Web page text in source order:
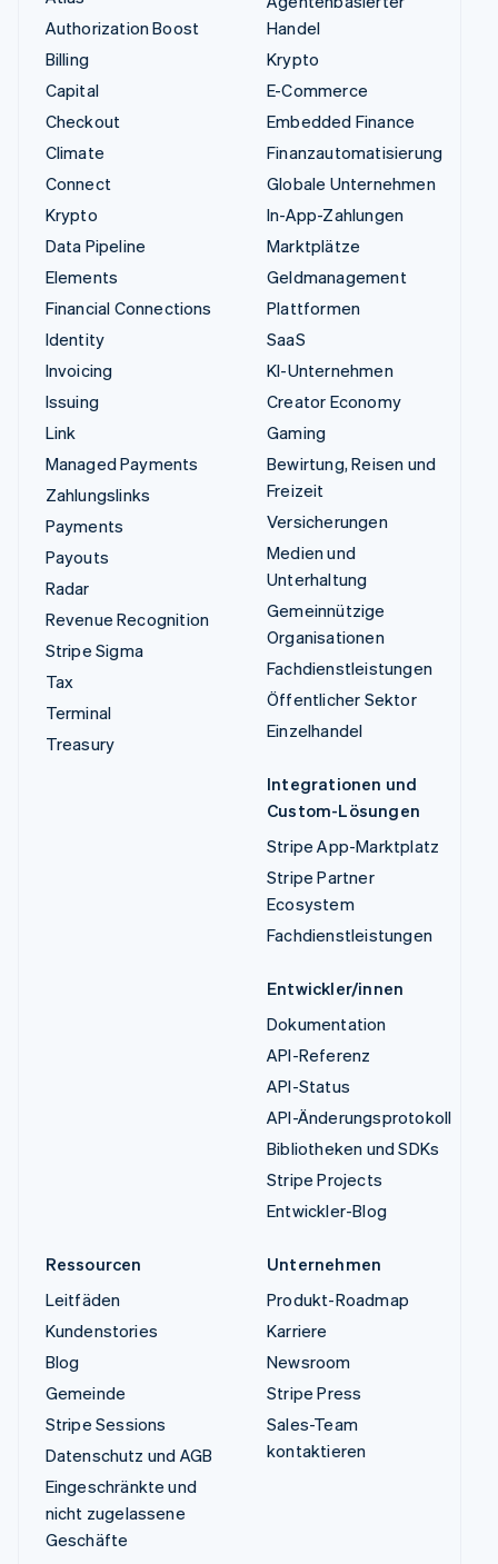
Authorization Boost
Billing
Capital
Checkout
Climate
Connect
Krypto
Data Pipeline
Elements
Financial Connections
Identity
Invoicing
Issuing
Link
Managed Payments
Zahlungslinks
Payments
Payouts
Radar
Revenue Recognition
Stripe Sigma
Tax
Terminal
Treasury
Handel
Krypto
E-Commerce
Embedded Finance
Finanzautomatisierung
Globale Unternehmen
In-App-Zahlungen
Marktplätze
Geldmanagement
Plattformen
SaaS
KI-Unternehmen
Creator Economy
Gaming
Bewirtung, Reisen und
Freizeit
Versicherungen
Medien und
Unterhaltung
Gemeinnützige
Organisationen
Fachdienstleistungen
Öffentlicher Sektor
Einzelhandel
Integrationen und
Custom-Lösungen
Stripe App-Marktplatz
Stripe Partner
Ecosystem
Fachdienstleistungen
Entwickler/innen
Dokumentation
API-Referenz
API-Status
API-Änderungsprotokoll
Bibliotheken und SDKs
Stripe Projects
Entwickler-Blog
Ressourcen
Leitfäden
Kundenstories
Blog
Gemeinde
Stripe Sessions
Datenschutz und AGB
Eingeschränkte und
nicht zugelassene
Geschäfte
Unternehmen
Produkt-Roadmap
Karriere
Newsroom
Stripe Press
Sales-Team
kontaktieren